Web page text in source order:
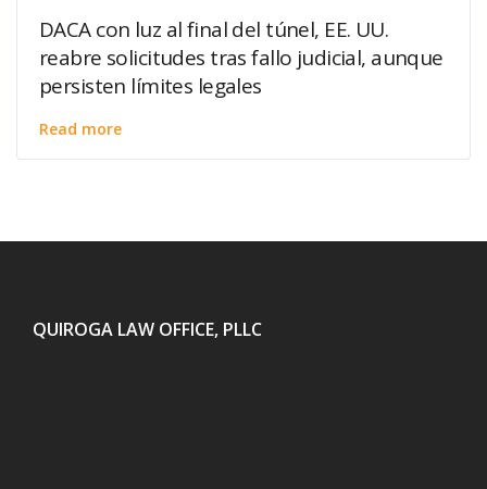
DACA con luz al final del túnel, EE. UU.
reabre solicitudes tras fallo judicial, aunque
persisten límites legales
Read more
QUIROGA LAW OFFICE, PLLC